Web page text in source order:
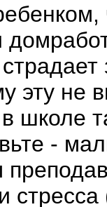
эту не
школе
-